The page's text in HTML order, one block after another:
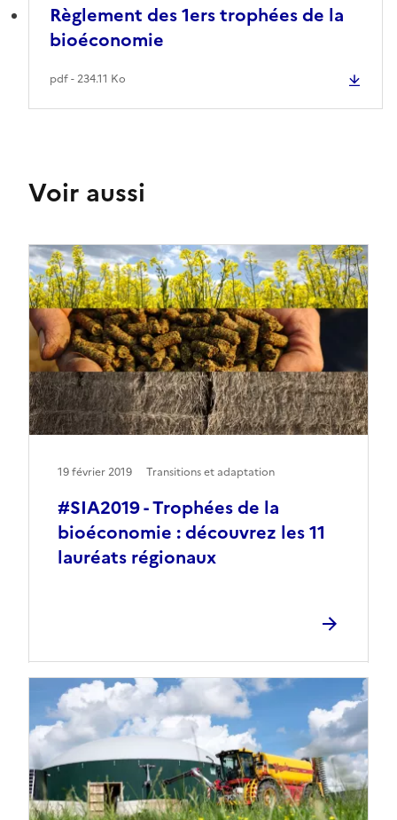
Règlement des 1ers trophées de la
bioéconomie
pdf - 234.11 Ko
Voir aussi
#SIA2019 - Trophées de la
bioéconomie : découvrez les 11
lauréats régionaux
19 février 2019 Transitions et adaptation